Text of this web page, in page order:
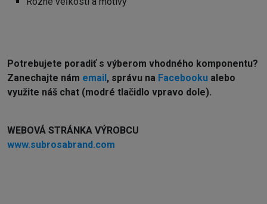
Potrebujete poradiť s výberom vhodného komponentu?
Zanechajte nám email, správu na Facebooku alebo
využite náš chat (modré tlačidlo vpravo dole).
WEBOVÁ STRÁNKA VÝROBCU
www.subrosabrand.com